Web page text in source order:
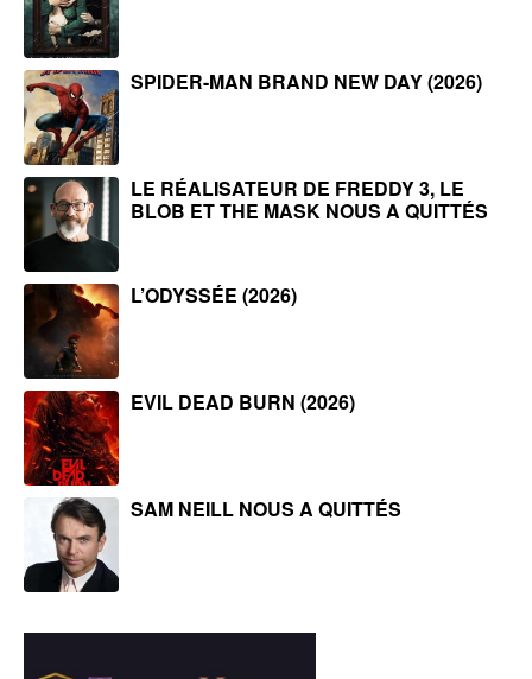
SPIDER-MAN BRAND NEW DAY (2026)
LE RÉALISATEUR DE FREDDY 3, LE
BLOB ET THE MASK NOUS A QUITTÉS
L’ODYSSÉE (2026)
EVIL DEAD BURN (2026)
SAM NEILL NOUS A QUITTÉS